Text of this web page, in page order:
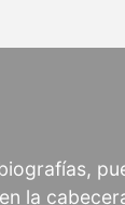
la